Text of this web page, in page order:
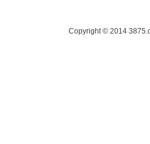
Copyright © 2014